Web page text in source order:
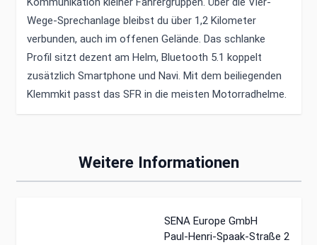
Wege-Sprechanlage bleibst du über 1,2 Kilometer
verbunden, auch im offenen Gelände. Das schlanke
Profil sitzt dezent am Helm, Bluetooth 5.1 koppelt
zusätzlich Smartphone und Navi. Mit dem beiliegenden
Klemmkit passt das SFR in die meisten Motorradhelme.
Weitere Informationen
SENA Europe GmbH
Paul-Henri-Spaak-Straße 2